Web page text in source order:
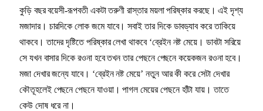
কুড়ি বছর বয়েসী-রূপবতী একটা তরুণী রাস্তার ময়লা পরিষ্কার করছে। এই দৃশ্য
মজাদার। চারদিকে লোক জমে যাবে। সবাই তার দিকে ডাবড্যাব করে তাকিয়ে
থাকবে। তাদের দৃষ্টিতে পরিষ্কার লেখা থাকবে ‘ব্রেইন নষ্ট মেয়ে। ডাবটা সরিয়ে
সে যখন বাসার দিকে রওনা হবে তখন তার পেছনে পেছনে কয়েকজন রওনা হবে।
মজা দেখার জন্যে যাবে। ‘ব্রেইন নষ্ট মেয়ে’ নতুন আর কী করে সেটা দেখার
কৌতূহলেই পেছনে পেছনে যাওয়া। পাগল মেয়ের পেছনে হাঁটা যায়। তাতে
কেউ দোষ ধরে না।